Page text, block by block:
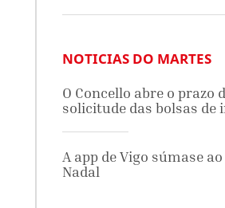
NOTICIAS DO MARTES
O Concello abre o prazo
solicitude das bolsas de
A app de Vigo súmase ao
Nadal